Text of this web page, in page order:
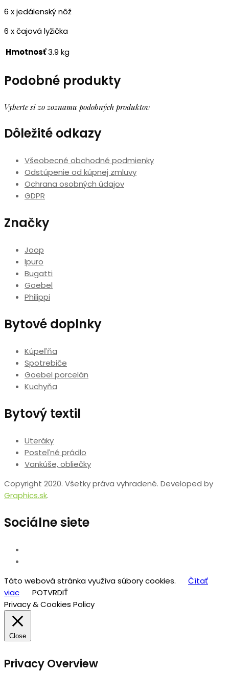
6 x jedálenský nôž
6 x čajová lyžička
Hmotnosť3.9 kg
Podobné produkty
Vyberte si zo zoznamu podobných produktov
Dôležité odkazy
Všeobecné obchodné podmienky
Odstúpenie od kúpnej zmluvy
Ochrana osobných údajov
GDPR
Značky
Joop
Ipuro
Bugatti
Goebel
Philippi
Bytové doplnky
Kúpeľňa
Spotrebiče
Goebel porcelán
Kuchyňa
Bytový textil
Uteráky
Posteľné prádlo
Vankúše, obliečky
Copyright 2020. Všetky práva vyhradené. Developed by
Graphics.sk.
Sociálne siete
Táto webová stránka využíva súbory cookies.
Čítať
viac
POTVRDIŤ
Privacy & Cookies Policy
Close
Privacy Overview